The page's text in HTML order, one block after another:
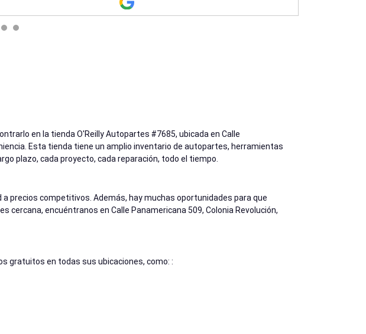
en la tienda O'Reilly Autopartes #7685, ubicada en Calle
Esta tienda tiene un amplio inventario de autopartes, herramientas
plazo, cada proyecto, cada reparación, todo el tiempo.
precios competitivos. Además, hay muchas oportunidades para que
encuéntranos en Calle Panamericana 509, Colonia Revolución,
gratuitos en todas sus ubicaciones, como: :